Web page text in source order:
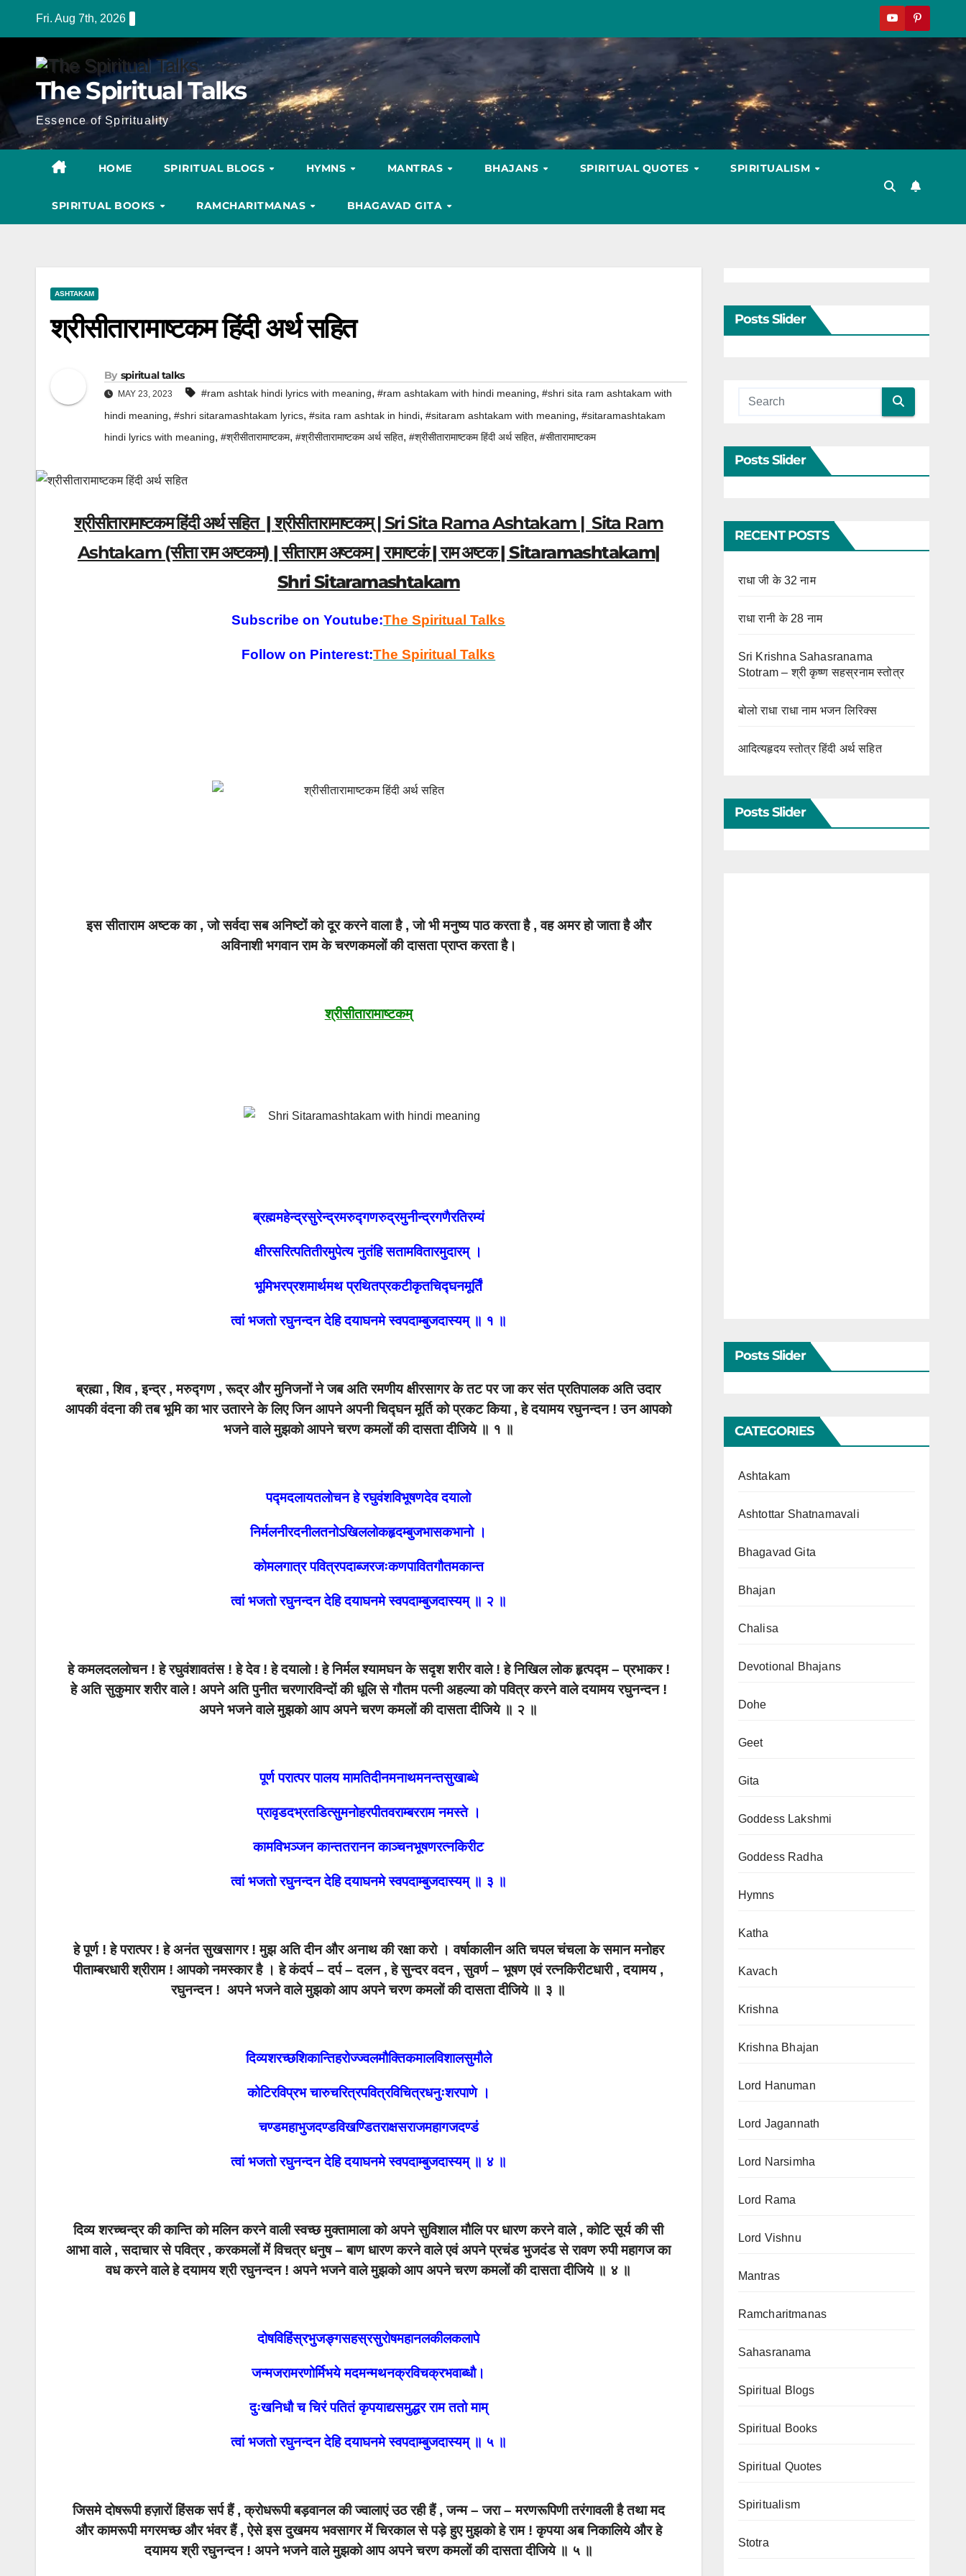
Fri. Aug 7th, 2026
The Spiritual Talks
Essence of Spirituality
HOME SPIRITUAL BLOGS HYMNS MANTRAS BHAJANS SPIRITUAL QUOTES SPIRITUALISM
SPIRITUAL BOOKS RAMCHARITMANAS BHAGAVAD GITA
ASHTAKAM
श्रीसीतारामाष्टकम हिंदी अर्थ सहित
By spiritual talks
MAY 23, 2023 #ram ashtak hindi lyrics with meaning, #ram ashtakam with hindi meaning, #shri sita ram ashtakam with
hindi meaning, #shri sitaramashtakam lyrics, #sita ram ashtak in hindi, #sitaram ashtakam with meaning, #sitaramashtakam
hindi lyrics with meaning, #श्रीसीतारामाष्टकम, #श्रीसीतारामाष्टकम अर्थ सहित, #श्रीसीतारामाष्टकम हिंदी अर्थ सहित, #सीतारामाष्टकम
श्रीसीतारामाष्टकम हिंदी अर्थ सहित |श्रीसीतारामाष्टकम् | Sri Sita Rama Ashtakam | Sita Ram
Ashtakam (सीता राम अष्टकम) | सीताराम अष्टकम | रामाष्टकं | राम अष्टक | Sitaramashtakam|
Shri Sitaramashtakam
Subscribe on Youtube:The Spiritual Talks
Follow on Pinterest:The Spiritual Talks
इस सीताराम अष्टक का , जो सर्वदा सब अनिष्टों को दूर करने वाला है , जो भी मनुष्य पाठ करता है , वह अमर हो जाता है और
अविनाशी भगवान राम के चरणकमलों की दासता प्राप्त करता है।
श्रीसीतारामाष्टकम्
ब्रह्ममहेन्द्रसुरेन्द्रमरुद्गणरुद्रमुनीन्द्रगणैरतिरम्यं
क्षीरसरित्पतितीरमुपेत्य नुतंहि सतामवितारमुदारम् ।
भूमिभरप्रशमार्थमथ प्रथितप्रकटीकृतचिद्घनमूर्तिं
त्वां भजतो रघुनन्दन देहि दयाघनमे स्वपदाम्बुजदास्यम् ॥ १ ॥
ब्रह्मा , शिव , इन्द्र , मरुद्गण , रूद्र और मुनिजनों ने जब अति रमणीय क्षीरसागर के तट पर जा कर संत प्रतिपालक अति उदार
आपकी वंदना की तब भूमि का भार उतारने के लिए जिन आपने अपनी चिद्घन मूर्ति को प्रकट किया , हे दयामय रघुनन्दन ! उन आपको
भजने वाले मुझको आपने चरण कमलों की दासता दीजिये ॥ १ ॥
पद्मदलायतलोचन हे रघुवंशविभूषणदेव दयालो
निर्मलनीरदनीलतनोऽखिललोकहृदम्बुजभासकभानो ।
कोमलगात्र पवित्रपदाब्जरजःकणपावितगौतमकान्त
त्वां भजतो रघुनन्दन देहि दयाघनमे स्वपदाम्बुजदास्यम् ॥ २ ॥
हे कमलदललोचन ! हे रघुवंशावतंस ! हे देव ! हे दयालो ! हे निर्मल श्यामघन के सदृश शरीर वाले ! हे निखिल लोक हृत्पद्म – प्रभाकर !
हे अति सुकुमार शरीर वाले ! अपने अति पुनीत चरणारविन्दों की धूलि से गौतम पत्नी अहल्या को पवित्र करने वाले दयामय रघुनन्दन !
अपने भजने वाले मुझको आप अपने चरण कमलों की दासता दीजिये ॥ २ ॥
पूर्ण परात्पर पालय मामतिदीनमनाथमनन्तसुखाब्धे
प्रावृडदभ्रतडित्सुमनोहरपीतवराम्बरराम नमस्ते ।
कामविभञ्जन कान्ततरानन काञ्चनभूषणरत्नकिरीट
त्वां भजतो रघुनन्दन देहि दयाघनमे स्वपदाम्बुजदास्यम् ॥ ३ ॥
हे पूर्ण ! हे परात्पर ! हे अनंत सुखसागर ! मुझ अति दीन और अनाथ की रक्षा करो । वर्षाकालीन अति चपल चंचला के समान मनोहर
पीताम्बरधारी श्रीराम ! आपको नमस्कार है । हे कंदर्प – दर्प – दलन , हे सुन्दर वदन , सुवर्ण – भूषण एवं रत्नकिरीटधारी , दयामय ,
रघुनन्दन ! अपने भजने वाले मुझको आप अपने चरण कमलों की दासता दीजिये ॥ ३ ॥
दिव्यशरच्छशिकान्तिहरोज्ज्वलमौक्तिकमालविशालसुमौले
कोटिरविप्रभ चारुचरित्रपवित्रविचित्रधनुःशरपाणे ।
चण्डमहाभुजदण्डविखण्डितराक्षसराजमहागजदण्डं
त्वां भजतो रघुनन्दन देहि दयाघनमे स्वपदाम्बुजदास्यम् ॥ ४ ॥
दिव्य शरच्चन्द्र की कान्ति को मलिन करने वाली स्वच्छ मुक्तामाला को अपने सुविशाल मौलि पर धारण करने वाले , कोटि सूर्य की सी
आभा वाले , सदाचार से पवित्र , करकमलों में विचत्र धनुष – बाण धारण करने वाले एवं अपने प्रचंड भुजदंड से रावण रुपी महागज का
वध करने वाले हे दयामय श्री रघुनन्दन ! अपने भजने वाले मुझको आप अपने चरण कमलों की दासता दीजिये ॥ ४ ॥
दोषविहिंस्रभुजङ्गसहस्रसुरोषमहानलकीलकलापे
जन्मजरामरणोर्मिभये मदमन्मथनक्रविचक्रभवाब्धौ।
दुःखनिधौ च चिरं पतितं कृपयाद्यसमुद्धर राम ततो माम्
त्वां भजतो रघुनन्दन देहि दयाघनमे स्वपदाम्बुजदास्यम् ॥ ५ ॥
जिसमे दोषरूपी हज़ारों हिंसक सर्प हैं , क्रोधरूपी बड़वानल की ज्वालाएं उठ रही हैं , जन्म – जरा – मरणरूपिणी तरंगावली है तथा मद
और कामरूपी मगरमच्छ और भंवर हैं , ऐसे इस दुखमय भवसागर में चिरकाल से पड़े हुए मुझको हे राम ! कृपया अब निकालिये और हे
दयामय श्री रघुनन्दन ! अपने भजने वाले मुझको आप अपने चरण कमलों की दासता दीजिये ॥ ५ ॥
Posts Slider
Posts Slider
RECENT POSTS
राधा जी के 32 नाम
राधा रानी के 28 नाम
Sri Krishna Sahasranama
Stotram – श्री कृष्ण सहस्रनाम स्तोत्र
बोलो राधा राधा नाम भजन लिरिक्स
आदित्यहृदय स्तोत्र हिंदी अर्थ सहित
Posts Slider
Posts Slider
CATEGORIES
Ashtakam
Ashtottar Shatnamavali
Bhagavad Gita
Bhajan
Chalisa
Devotional Bhajans
Dohe
Geet
Gita
Goddess Lakshmi
Goddess Radha
Hymns
Katha
Kavach
Krishna
Krishna Bhajan
Lord Hanuman
Lord Jagannath
Lord Narsimha
Lord Rama
Lord Vishnu
Mantras
Ramcharitmanas
Sahasranama
Spiritual Blogs
Spiritual Books
Spiritual Quotes
Spiritualism
Stotra